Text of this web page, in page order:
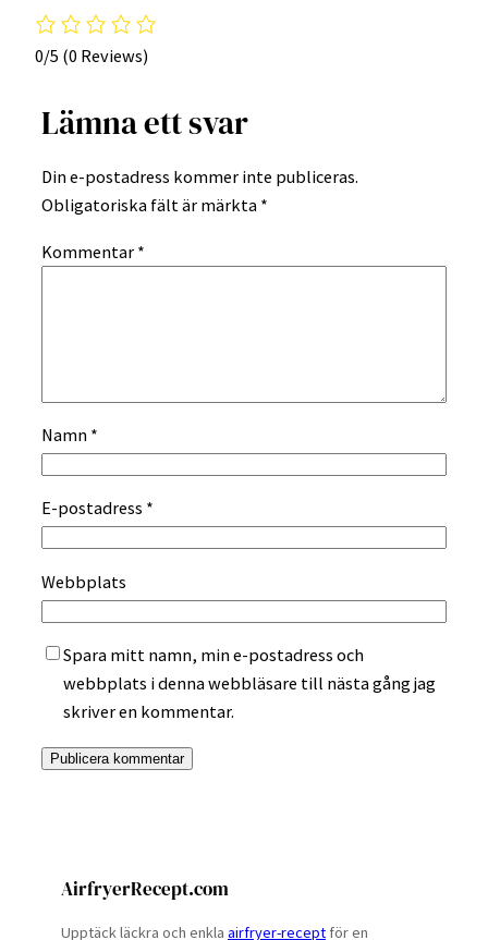
0/5 (0 Reviews)
Lämna ett svar
Din e-postadress kommer inte publiceras.
Obligatoriska fält är märkta *
Kommentar *
Namn *
E-postadress *
Webbplats
Spara mitt namn, min e-postadress och
webbplats i denna webbläsare till nästa gång jag
skriver en kommentar.
AirfryerRecept.com
Upptäck läckra och enkla airfryer-recept för en